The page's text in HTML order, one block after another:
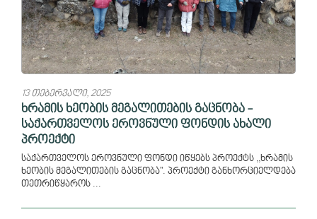
13 თებერვალი, 2025
ხრამის ხეობის მეგალითების გაცნობა -
საქართველოს ეროვნული ფონდის ახალი
პროექტი
საქართველოს ეროვნული ფონდი იწყებს პროექტს ,,ხრამის
ხეობის მეგალითების გაცნობა". პროექტი განხორციელდება
თეთრიწყაროს ...